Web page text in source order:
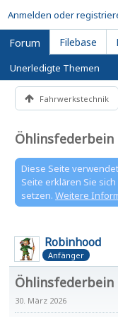
Anmelden oder
Forum Filebase
Unerledigte Themen
Fahrwerkstechnik
Öhlinsfederbein
Diese Seite
Seite erklären Sie
setzen. Weitere
Robinhood
Anfänger
Öhlinsfederbein
30. März 2026